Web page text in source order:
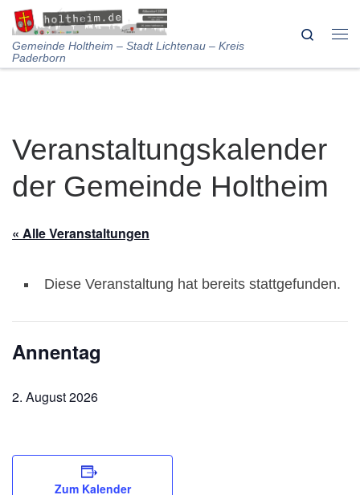
Skip to content
Gemeinde Holtheim – Stadt Lichtenau – Kreis
Paderborn
Search
Veranstaltungskalender
der Gemeinde Holtheim
« Alle Veranstaltungen
Diese Veranstaltung hat bereits stattgefunden.
Annentag
2. August 2026
Zum Kalender